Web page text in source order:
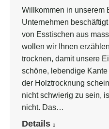
Willkommen in unserem
Unternehmen
von Esstischen aus
wollen wir Ihnen
trocknen, damit unsere
schöne, lebendige
der Holztrocknung
nicht schwierig zu sein,
nicht. Das…
Details